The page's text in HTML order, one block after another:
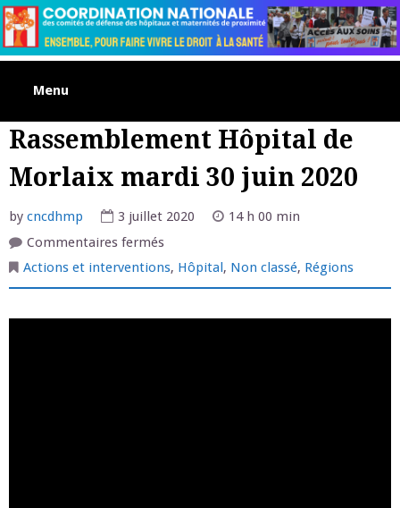
Skip
to
content
Menu
Rassemblement Hôpital de
Morlaix mardi 30 juin 2020
by cncdhmp 3 juillet 2020
14 h 00 min
Commentaires ferméssur
Hôpital
de
Morlaix
30
Actions et interventions, Hôpital , Non classé, Régions